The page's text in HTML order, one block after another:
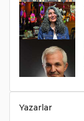
Yazarlar